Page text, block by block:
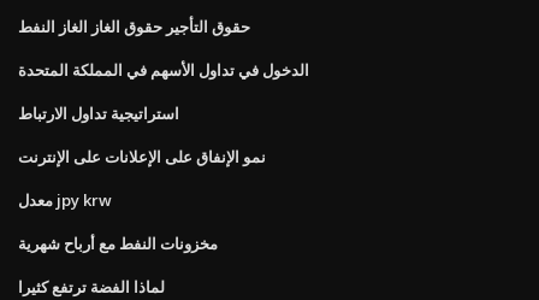
حقوق التأجير حقوق الغاز الغاز النفط
الدخول في تداول الأسهم في المملكة المتحدة
استراتيجية تداول الارتباط
نمو الإنفاق على الإعلانات على الإنترنت
معدل jpy krw
مخزونات النفط مع أرباح شهرية
لماذا الفضة ترتفع كثيرا